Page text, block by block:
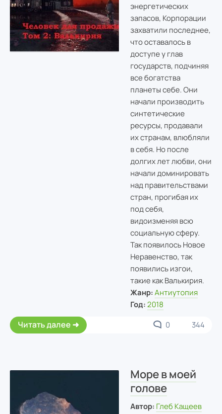
энергетических
запасов, Корпорации
захватили последнее,
что оставалось в
доступе у глав
государств, подчиняя
все богатства
планеты себе. Они
начали производить
синтетические
ресурсы, продавали
их странам, влюбляли
в себя. Но после
долгих лет любви, они
начали доминировать
над правительствами
стран, прогибая их
под себя,
видоизменяя всю
социальную сферу.
Так появилось Новое
Неравенство, так
появились изгои,
такие как Валькирия.
Жанр: Антиутопия
Год: 2018
Читать далее 0 344
Море в моей
голове
Автор: Глеб Кащеев